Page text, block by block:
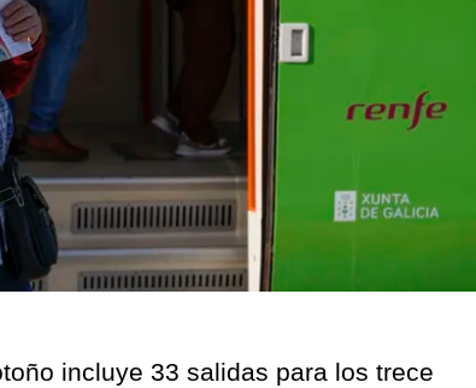
incluye 33 salidas para los trece